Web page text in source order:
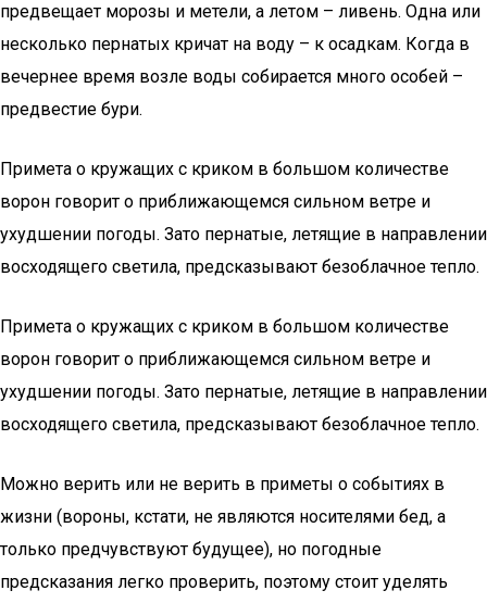
предвещает морозы и метели, а летом – ливень. Одна или
несколько пернатых кричат на воду – к осадкам. Когда в
вечернее время возле воды собирается много особей –
предвестие бури.
Примета о кружащих с криком в большом количестве
ворон говорит о приближающемся сильном ветре и
ухудшении погоды. Зато пернатые, летящие в направлении
восходящего светила, предсказывают безоблачное тепло.
Примета о кружащих с криком в большом количестве
ворон говорит о приближающемся сильном ветре и
ухудшении погоды. Зато пернатые, летящие в направлении
восходящего светила, предсказывают безоблачное тепло.
Можно верить или не верить в приметы о событиях в
жизни (вороны, кстати, не являются носителями бед, а
только предчувствуют будущее), но погодные
предсказания легко проверить, поэтому стоит уделять